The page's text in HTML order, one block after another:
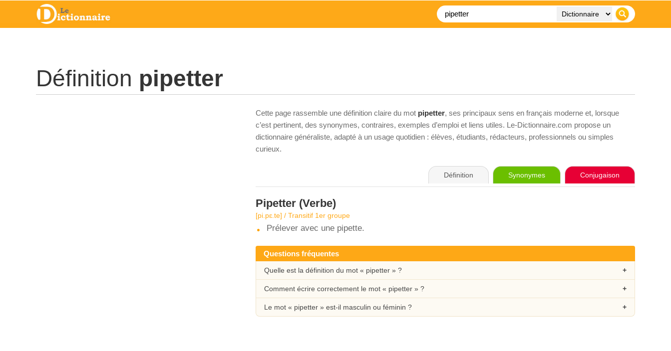
Définition pipetter
Cette page rassemble une définition claire du mot pipetter, ses principaux sens en français moderne et, lorsque
c’est pertinent, des synonymes, contraires, exemples d’emploi et liens utiles. Le-Dictionnaire.com propose un
dictionnaire généraliste, adapté à un usage quotidien : élèves, étudiants, rédacteurs, professionnels ou simples
curieux.
Définition Synonymes Conjugaison
Pipetter (Verbe)
[pi.pɛ.te] / Transitif 1er groupe
Prélever avec une pipette.
Questions fréquentes
Quelle est la définition du mot « pipetter » ?
Comment écrire correctement le mot « pipetter » ?
Le mot « pipetter » est-il masculin ou féminin ?